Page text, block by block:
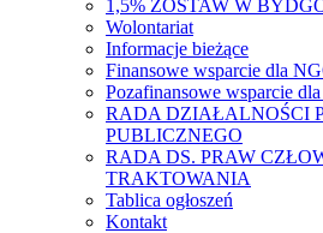
1,5% ZOSTAW W
Wolontariat
Informacje bieżące
Finansowe wsparcie dla
Pozafinansowe wsparcie
RADA DZIAŁALNOŚCI
PUBLICZNEGO
RADA DS. PRAW
TRAKTOWANIA
Tablica ogłoszeń
Kontakt